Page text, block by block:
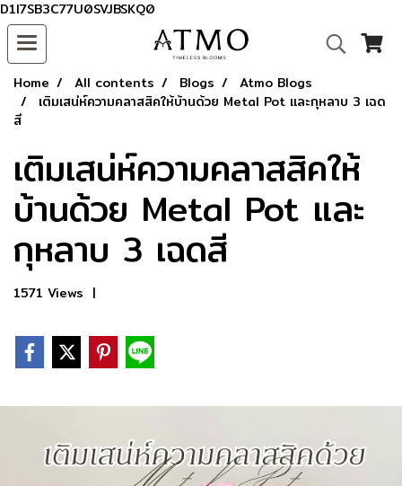
D1I7SB3C77U0SVJBSKQ0
Home All contents Blogs
Atmo Blogs
เติมเสน่ห์ความคลาสสิคให้บ้านด้วย Metal Pot และกุหลาบ 3 เฉด
สี
เติมเสน่ห์ความคลาสสิคให้
บ้านด้วย Metal Pot และ
กุหลาบ 3 เฉดสี
1571 Views |